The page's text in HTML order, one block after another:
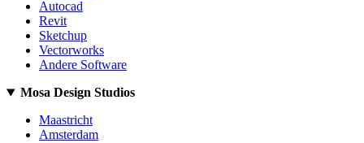
Autocad
Revit
Sketchup
Vectorworks
Andere Software
Mosa Design Studios
Maastricht
Amsterdam